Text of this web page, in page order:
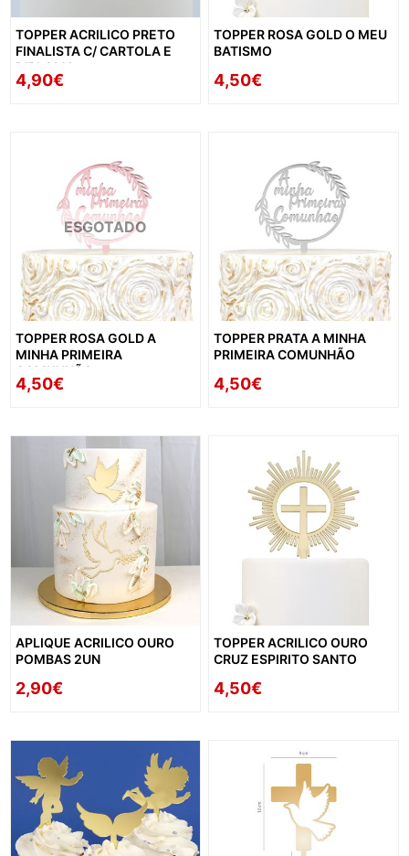
TOPPER ACRILICO PRETO
FINALISTA C/ CARTOLA E
DIPLOMA
4,90€
TOPPER ROSA GOLD O MEU
BATISMO
4,50€
ESGOTADO
TOPPER ROSA GOLD A
MINHA PRIMEIRA
COMUNHÃO
4,50€
TOPPER PRATA A MINHA
PRIMEIRA COMUNHÃO
4,50€
APLIQUE ACRILICO OURO
POMBAS 2UN
2,90€
TOPPER ACRILICO OURO
CRUZ ESPIRITO SANTO
4,50€